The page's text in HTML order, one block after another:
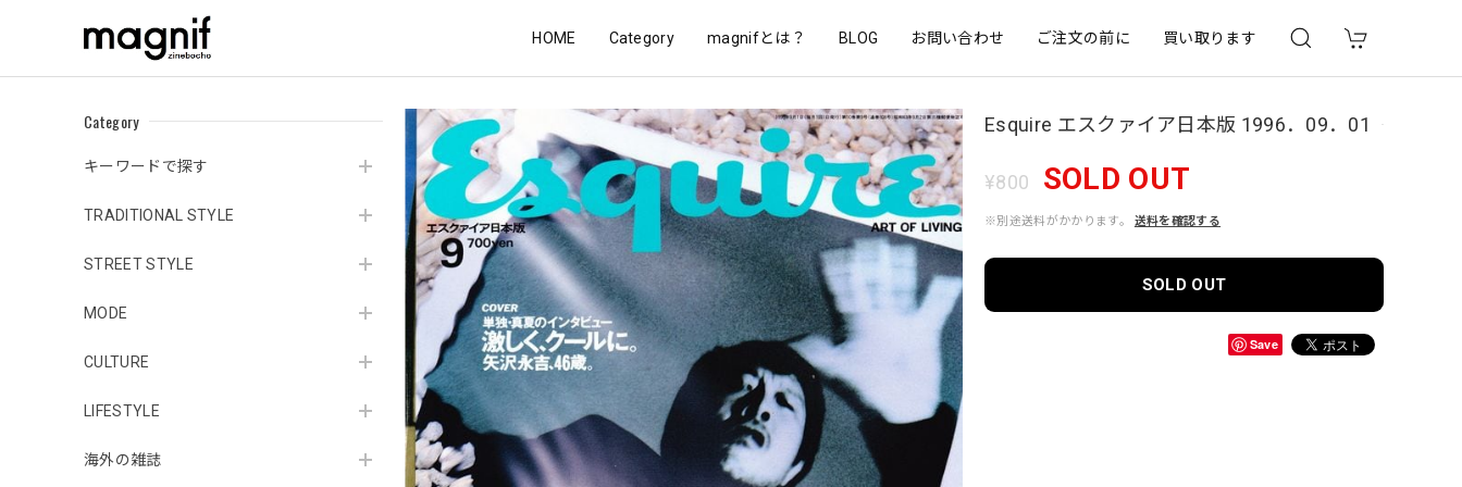
HOME Category magnifとは？ BLOG お問い合わせ ご注文の前に 買い取ります
Category
キーワードで探す
TRADITIONAL STYLE
STREET STYLE
MODE
CULTURE
LIFESTYLE
海外の雑誌
Esquire エスクァイア日本版 1996．09．01
¥800 SOLD OUT
※別途送料がかかります。 送料を確認する
SOLD OUT
Save